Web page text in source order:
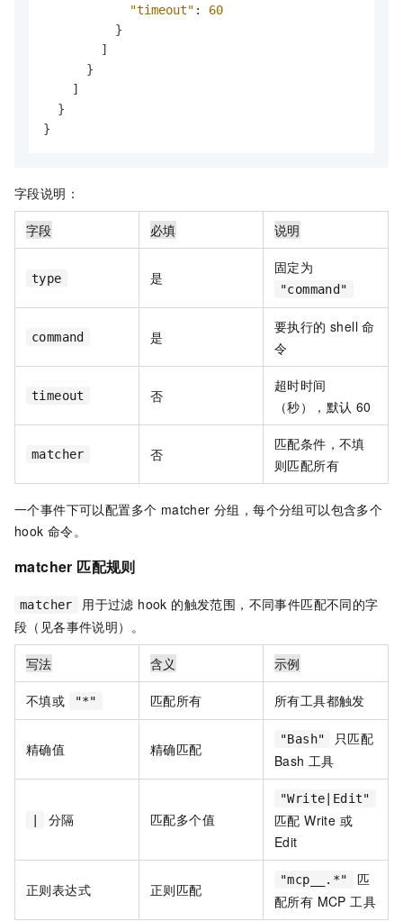
"timeout" :
60
}
]
}
]
}
}
字段说明：
字段 必填 说明
type 是
固定为
"command"
command 是
要执行的 shell 命
令
timeout 否
超时时间
（秒），默认 60
matcher 否
匹配条件，不填
则匹配所有
一个事件下可以配置多个 matcher 分组，每个分组可以包含多个
hook 命令。
matcher 匹配规则
matcher
用于过滤 hook 的触发范围，不同事件匹配不同的字
段（见各事件说明）。
写法 含义 示例
不填或 "*" 匹配所有 所有工具都触发
精确值 精确匹配
"Bash"
只匹配
Bash 工具
分隔 匹配多个值
"Write|Edit"
匹配 Write 或
Edit
正则表达式 正则匹配
"mcp__.*"
匹
配所有 MCP 工具